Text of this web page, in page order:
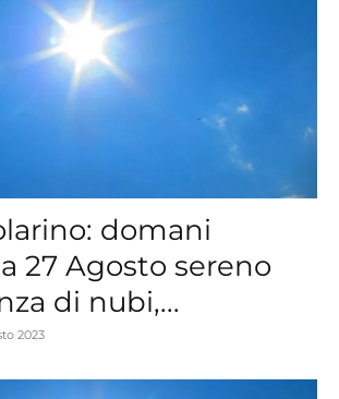
domani
27 Agosto sereno
di nubi,...
2023